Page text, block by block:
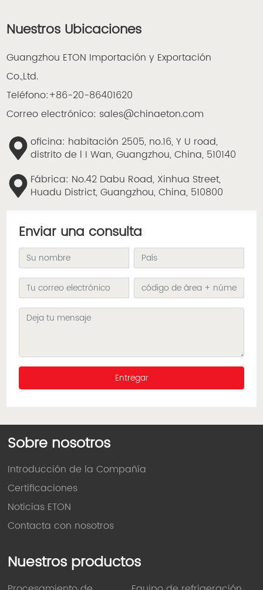
Nuestros Ubicaciones
Guangzhou ETON Importación y Exportación
Co.,Ltd.
Teléfono:+86-20-86401620
Correo electrónico: sales@chinaeton.com
oficina: habitación 2505, no.16, Y U road,
distrito de l I Wan, Guangzhou, China, 510140
Fábrica: No.42 Dabu Road, Xinhua Street,
Huadu District, Guangzhou, China, 510800
Enviar una consulta
Entregar
Sobre nosotros
Introducción de la Compañía
Certificaciones
Noticias ETON
Contacta con nosotros
Nuestros productos